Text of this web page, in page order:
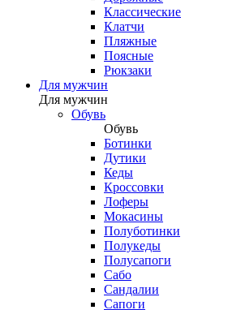
Классические
Клатчи
Пляжные
Поясные
Рюкзаки
Для мужчин
Для мужчин
Обувь
Обувь
Ботинки
Дутики
Кеды
Кроссовки
Лоферы
Мокасины
Полуботинки
Полукеды
Полусапоги
Сабо
Сандалии
Сапоги